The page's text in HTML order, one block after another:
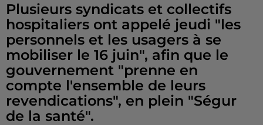
Plusieurs syndicats et collectifs
hospitaliers ont appelé jeudi "les
personnels et les usagers à se
mobiliser le 16 juin", afin que le
gouvernement "prenne en
compte l'ensemble de leurs
revendications", en plein "Ségur
de la santé".